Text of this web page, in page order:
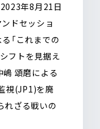
年8月21日
ドセッショ
「これまでの
フトを見据え
嶋 頌磨による
視(JP1)を廃
れざる戦いの